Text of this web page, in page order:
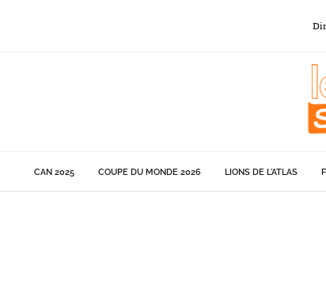
CAN 2025 COUPE DU MONDE 2026 LIONS DE L'ATLAS